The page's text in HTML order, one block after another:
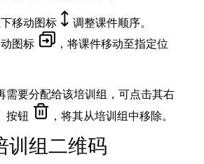
移动图标
调整课件顺序。
图标
，将课件移动至指定位
需要分配给该培训组，可点击其右
按钮
，将其从培训组中移除。
训组二维码